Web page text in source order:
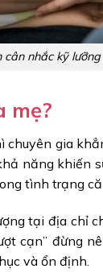
nhắc kỹ
mẹ?
gia
năng khiến
tình trạng
tại địa chỉ
cạn” đừng
và ổn định.